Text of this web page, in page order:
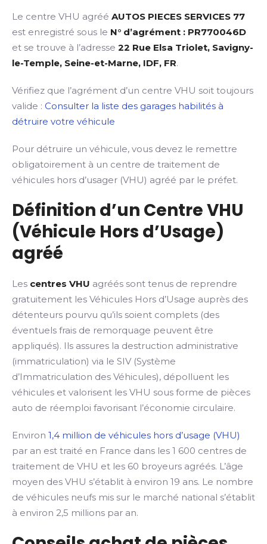
Le centre VHU agréé AUTOS PIECES SERVICES 77
est enregistré sous le N° d’agrément : PR770046D
et se trouve à l’adresse 22 Rue Elsa Triolet, Savigny-
le-Temple, Seine-et-Marne, IDF, FR.
Vérifiez que l’agrément d’un centre VHU soit toujours
valide : Consulter la liste des garages habilités à
détruire votre véhicule
Pour détruire un véhicule, vous devez le remettre
obligatoirement à un centre de traitement de
véhicules hors d’usager (VHU) agréé par le préfet.
Définition d’un Centre VHU
(Véhicule Hors d’Usage)
agréé
Les centres VHU agréés sont tenus de reprendre
gratuitement les Véhicules Hors d’Usage auprès des
détenteurs pourvu qu’ils soient complets (des
éventuels frais de remorquage peuvent être
appliqués). Ils assures la destruction administrative
(immatriculation) via le SIV (Système
d’Immatriculation des Véhicules), dépolluent les
véhicules et valorisent les VHU sous forme de pièces
auto de réemploi favorisant l’économie circulaire.
Environ 1,4 million de véhicules hors d’usage (VHU)
par an est traité en France dans les 1 600 centres de
traitement de VHU et les 60 broyeurs agréés. L’âge
moyen des VHU s’établit à environ 19 ans. Le nombre
de véhicules neufs mis sur le marché national s’établit
à environ 2,5 millions par an.